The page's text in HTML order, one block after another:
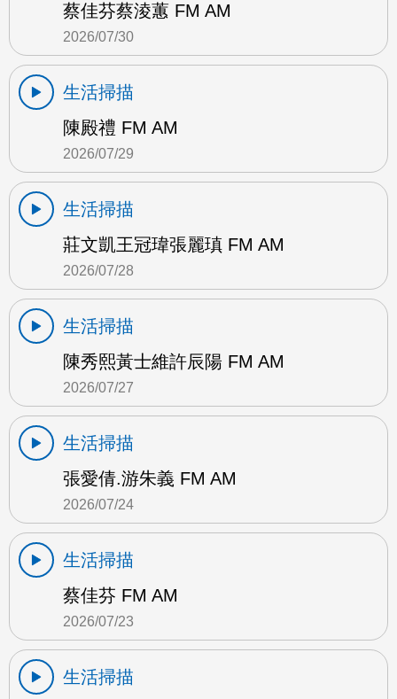
蔡佳芬蔡淩蕙 FM AM
2026/07/30
生活掃描
陳殿禮 FM AM
2026/07/29
生活掃描
莊文凱王冠瑋張麗瑱 FM AM
2026/07/28
生活掃描
陳秀熙黃士維許辰陽 FM AM
2026/07/27
生活掃描
張愛倩.游朱義 FM AM
2026/07/24
生活掃描
蔡佳芬 FM AM
2026/07/23
生活掃描